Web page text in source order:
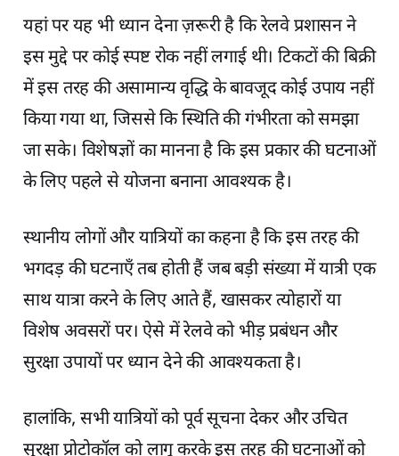
यहां पर यह भी ध्यान देना ज़रूरी है कि रेलवे प्रशासन ने
इस मुद्दे पर कोई स्पष्ट रोक नहीं लगाई थी। टिकटों की बिक्री
में इस तरह की असामान्य वृद्धि के बावजूद कोई उपाय नहीं
किया गया था, जिससे कि स्थिति की गंभीरता को समझा
जा सके। विशेषज्ञों का मानना है कि इस प्रकार की घटनाओं
के लिए पहले से योजना बनाना आवश्यक है।
स्थानीय लोगों और यात्रियों का कहना है कि इस तरह की
भगदड़ की घटनाएँ तब होती हैं जब बड़ी संख्या में यात्री एक
साथ यात्रा करने के लिए आते हैं, खासकर त्योहारों या
विशेष अवसरों पर। ऐसे में रेलवे को भीड़ प्रबंधन और
सुरक्षा उपायों पर ध्यान देने की आवश्यकता है।
हालांकि, सभी यात्रियों को पूर्व सूचना देकर और उचित
सुरक्षा प्रोटोकॉल को लागू करके इस तरह की घटनाओं को